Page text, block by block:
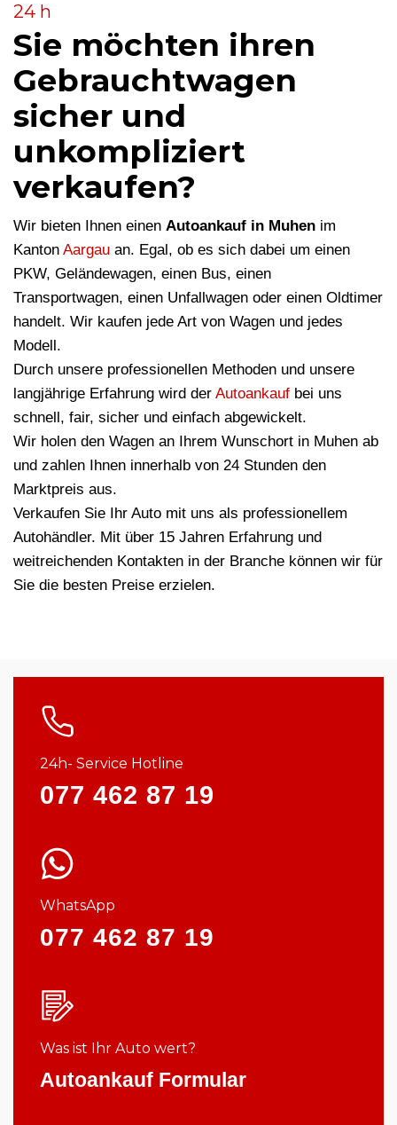
24 h
Sie möchten ihren
Gebrauchtwagen
sicher und
unkompliziert
verkaufen?
Wir bieten Ihnen einen Autoankauf in Muhen im
Kanton Aargau an. Egal, ob es sich dabei um einen
PKW, Geländewagen, einen Bus, einen
Transportwagen, einen Unfallwagen oder einen Oldtimer
handelt. Wir kaufen jede Art von Wagen und jedes
Modell.
Durch unsere professionellen Methoden und unsere
langjährige Erfahrung wird der Autoankauf bei uns
schnell, fair, sicher und einfach abgewickelt.
Wir holen den Wagen an Ihrem Wunschort in Muhen ab
und zahlen Ihnen innerhalb von 24 Stunden den
Marktpreis aus.
Verkaufen Sie Ihr Auto mit uns als professionellem
Autohändler. Mit über 15 Jahren Erfahrung und
weitreichenden Kontakten in der Branche können wir für
Sie die besten Preise erzielen.
24h- Service Hotline
077 462 87 19
WhatsApp
077 462 87 19
Was ist Ihr Auto wert?
Autoankauf Formular